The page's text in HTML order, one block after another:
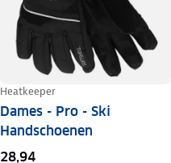
Heatkeeper
Dames - Pro - Ski
Handschoenen
28,94